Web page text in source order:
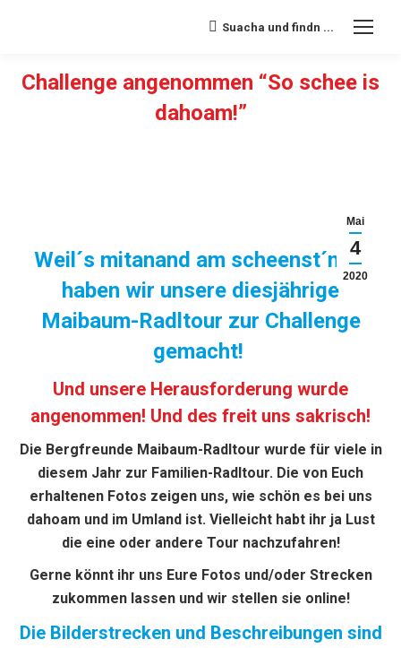
Search:
Suacha und findn ...
Challenge angenommen “So schee is
dahoam!”
Mai
4
2020
Weil´s mitanand am scheenst´n is,
haben wir unsere diesjährige
Maibaum-Radltour zur Challenge
gemacht!
Und unsere Herausforderung wurde
angenommen! Und des freit uns sakrisch!
Die Bergfreunde Maibaum-Radltour wurde für viele in
diesem Jahr zur Familien-Radltour. Die von Euch
erhaltenen Fotos zeigen uns, wie schön es bei uns
dahoam und im Umland ist. Vielleicht habt ihr ja Lust
die eine oder andere Tour nachzufahren!
Gerne könnt ihr uns Eure Fotos und/oder Strecken
zukommen lassen und wir stellen sie online!
Die Bilderstrecken und Beschreibungen sind